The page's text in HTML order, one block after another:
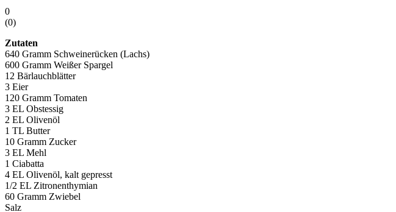
0
(0)
Zutaten
640 Gramm Schweinerücken (Lachs)
600 Gramm Weißer Spargel
12 Bärlauchblätter
3 Eier
120 Gramm Tomaten
3 EL Obstessig
2 EL Olivenöl
1 TL Butter
10 Gramm Zucker
3 EL Mehl
1 Ciabatta
4 EL Olivenöl, kalt gepresst
1/2 EL Zitronenthymian
60 Gramm Zwiebel
Salz